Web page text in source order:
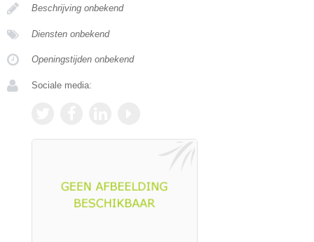
Beschrijving onbekend
Diensten onbekend
Openingstijden onbekend
Sociale media: